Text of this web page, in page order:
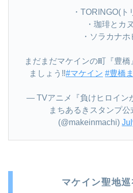
・TORINGO(ト
・珈琲とカ
・ソラカナホ
まだまだマケインの町『豊
ましょう‼️#マケイン #豊橋
— TVアニメ『負けヒロイン
まちあるきスタンプ公
(@makeinmachi)
マケイン聖地